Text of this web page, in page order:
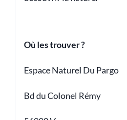
Où les trouver ?
Espace Naturel Du Pargo
Bd du Colonel Rémy